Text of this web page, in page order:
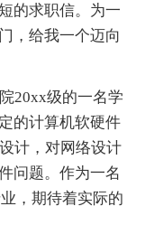
的求职信。为一
，给我一个迈向
20xx级的一名学
的计算机软硬件
计，对网络设计
问题。作为一名
，期待着实际的